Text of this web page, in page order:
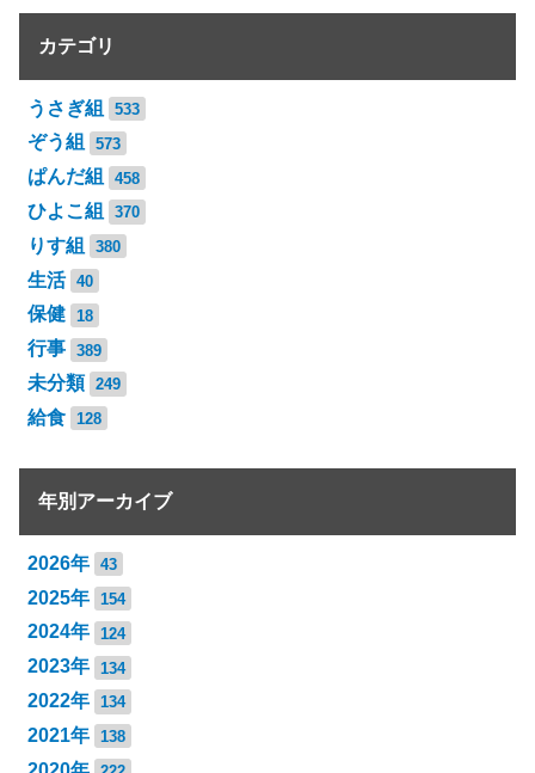
カテゴリ
うさぎ組 533
ぞう組 573
ぱんだ組 458
ひよこ組 370
りす組 380
生活 40
保健 18
行事 389
未分類 249
給食 128
年別アーカイブ
2026年 43
2025年 154
2024年 124
2023年 134
2022年 134
2021年 138